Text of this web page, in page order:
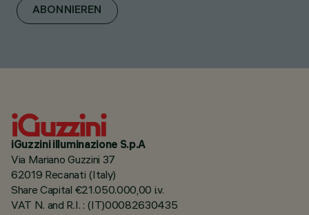
ABONNIEREN
iGuzzini illuminazione S.p.A
Via Mariano Guzzini 37
62019 Recanati (Italy)
Share Capital €21.050.000,00 i.v.
VAT N. and R.I. : (IT)00082630435